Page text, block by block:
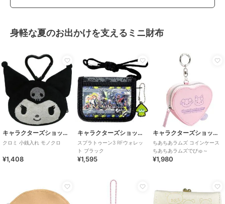
身軽な夏のお出かけを支えるミニ財布
キャラクターズショップ ラフラフ
クロミ 小銭入れ モノクロ
¥1,408
キャラクターズショップ ラフラフ
スプラトゥーン3 RFウォレッ
ト ブラック
¥1,595
キャラクターズショップ ラフラフ
ちあちあラムズ コインケース
ちあちあラムズでびゅ～
¥1,980